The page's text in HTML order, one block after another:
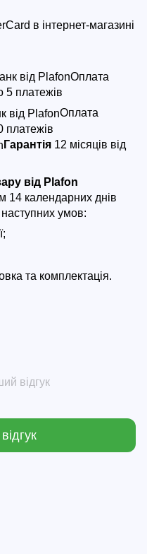
Оплата
5 платежів
Оплата
платежів
Гарантія 12 місяців від
14 календарних днів
умов:
та комплектація.
відгук